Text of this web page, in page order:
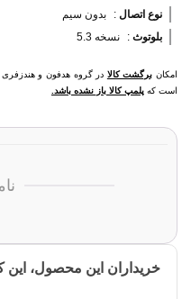
نوع اتصال : بدون سیم
بلوتوث : نسخه 5.3
امکان برگشت کالا در گروه هدفون و هندزفری
است که پلمپ کالا باز نشده باشد.
خریداران این محصول، این